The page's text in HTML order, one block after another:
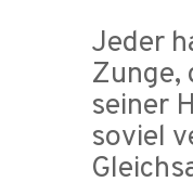
Jeder
Zunge,
seiner
soviel